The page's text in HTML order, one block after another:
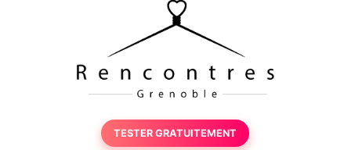
TESTER GRATUITEMENT